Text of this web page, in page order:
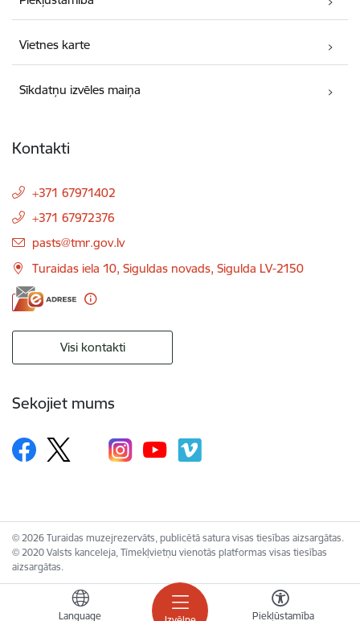
Language Piekļūstamība
Vietnes karte
Sīkdatņu izvēles maiņa
Kontakti
+371 67971402
+371 67972376
E-pasts:
pasts@tmr.gov.lv
Turaidas iela 10, Siguldas novads, Sigulda LV-2150
Visi kontakti
Sekojiet mums
© 2026 Turaidas muzejrezervāts, publicētā satura visas tiesības aizsargātas.
© 2020 Valsts kanceleja, Tīmekļvietņu vienotās platformas visas tiesības
aizsargātas.